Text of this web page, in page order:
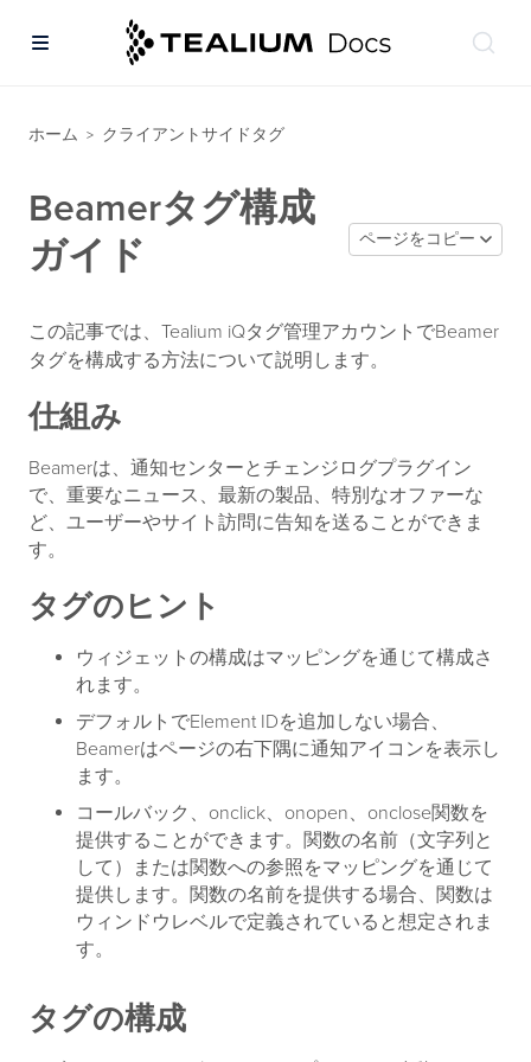
ホーム > クライアントサイドタグ
Beamerタグ構成
ガイド
ページをコピー
この記事では、Tealium iQタグ管理アカウントでBeamer
タグを構成する方法について説明します。
仕組み
Beamerは、通知センターとチェンジログプラグイン
で、重要なニュース、最新の製品、特別なオファーな
ど、ユーザーやサイト訪問に告知を送ることができま
す。
タグのヒント
ウィジェットの構成はマッピングを通じて構成さ
れます。
デフォルトでElement IDを追加しない場合、
Beamerはページの右下隅に通知アイコンを表示し
ます。
コールバック、onclick、onopen、onclose関数を
提供することができます。関数の名前（文字列と
して）または関数への参照をマッピングを通じて
提供します。関数の名前を提供する場合、関数は
ウィンドウレベルで定義されていると想定されま
す。
タグの構成